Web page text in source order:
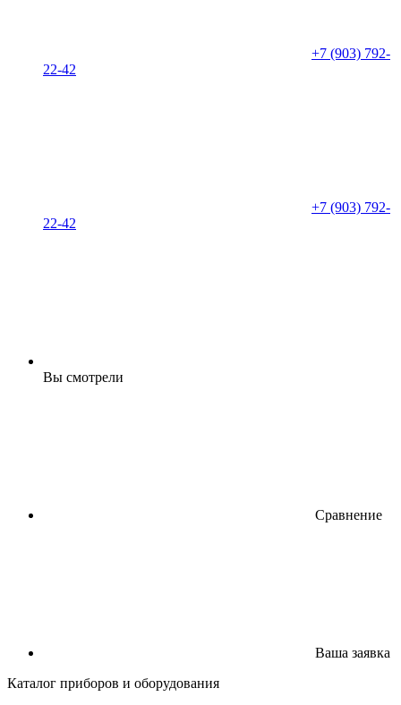
+7 (903) 792-
22-42
+7 (903) 792-
22-42
Вы смотрели
Сравнение
Ваша заявка
Каталог приборов и оборудования